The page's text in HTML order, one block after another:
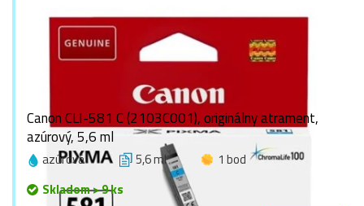
Canon CLI-581 C (2103C001), originálny atrament,
azúrový, 5,6 ml
azúrová 5,6 ml
1 bod
Skladom > 9 ks